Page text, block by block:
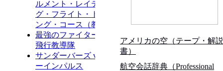
アメリカの空（テープ・解説
書）
航空会話辞典（Professional